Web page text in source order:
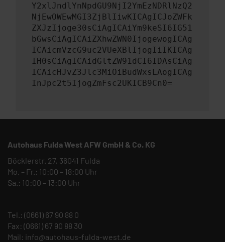
Y2xlJndlYnNpdGU9NjI2YmEzNDRlNzQ2
NjEwOWEwMGI3ZjBlIiwKICAgICJoZWFk
ZXJzIjoge30sCiAgICAiYm9keSI6IG51
bGwsCiAgICAiZXhwZWN0IjogewogICAg
ICAicmVzcG9uc2VUeXBlIjogIiIKICAg
IH0sCiAgICAidGltZW91dCI6IDAsCiAg
ICAicHJvZ3Jlc3MiOiBudWxsLAogICAg
InJpc2t5IjogZmFsc2UKICB9Cn0=
Autohaus Fulda West AFW GmbH & Co. KG
Böcklerstr. 27, 36041 Fulda
Mo. – Fr.: 10:00 – 18:00 Uhr
Sa.: 10:00 – 13:00 Uhr
Tel.: (0661) 67 90 88 0
Fax: (0661) 67 90 88 30
Mail: info@autohaus-fulda-west.de